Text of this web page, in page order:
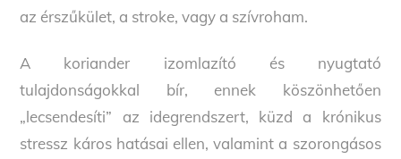
az érszűkület, a stroke, vagy a szívroham.
A koriander izomlazító és nyugtató
tulajdonságokkal bír, ennek köszönhetően
„lecsendesíti” az idegrendszert, küzd a krónikus
stressz káros hatásai ellen, valamint a szorongásos